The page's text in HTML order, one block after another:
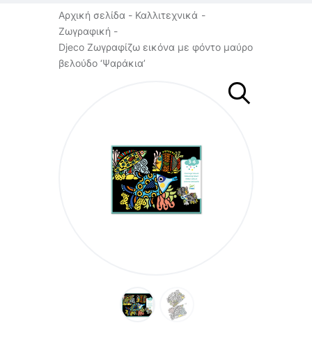
Αρχική σελίδα
Καλλιτεχνικά
Ζωγραφική
Djeco Ζωγραφίζω εικόνα με φόντο μαύρο
βελούδο ‘Ψαράκια’